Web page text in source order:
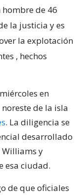
de 46
la justicia y es
la explotación
, hechos
en
de la isla
. La diligencia se
desarrollado
Williams y
esa ciudad.
de que oficiales